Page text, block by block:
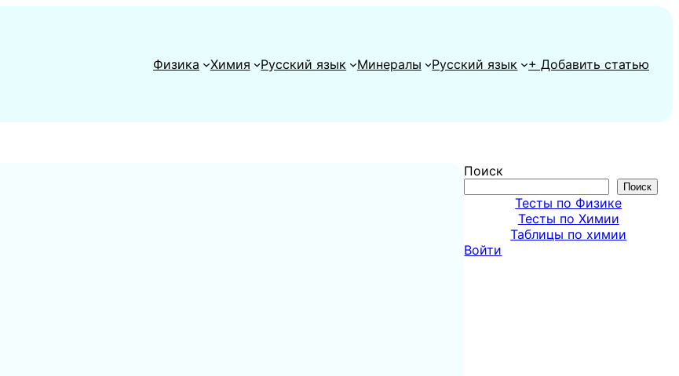
Физика
Химия Русский язык Минералы Русский язык + Добавить статью
Поиск
Поиск
Тесты по Физике
Тесты по Химии
Таблицы по химии
Войти